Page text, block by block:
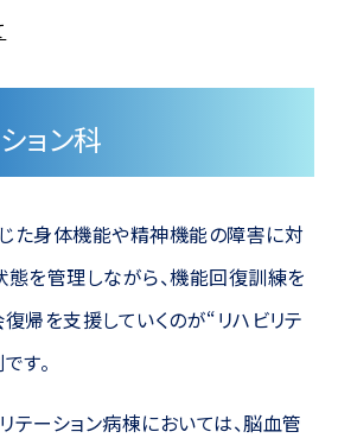
ョン科
た身体機能や精神機能の障害に対
態を管理しながら、機能回復訓練を
帰を支援していくのが“リハビリテ
す。
テーション病棟においては、脳血管